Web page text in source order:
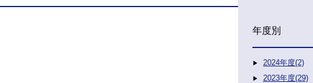
年度別
2024年度(2)
2023年度(29)